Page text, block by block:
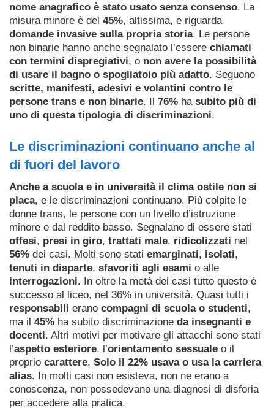
nome anagrafico è stato usato senza consenso. La
misura minore è del 45%, altissima, e riguarda
domande invasive sulla propria storia. Le persone
non binarie hanno anche segnalato l’essere chiamati
con termini dispregiativi, o non avere la possibilità
di usare il bagno o spogliatoio più adatto. Seguono
scritte, manifesti, adesivi e volantini contro le
persone trans e non binarie. Il 76% ha subito più di
uno di questa tipologia di discriminazioni.
Le discriminazioni continuano anche al
di fuori del lavoro
Anche a scuola e in università il clima ostile non si
placa, e le discriminazioni continuano. Più colpite le
donne trans, le persone con un livello d’istruzione
minore e dal reddito basso. Segnalano di essere stati
offesi, presi in giro, trattati male, ridicolizzati nel
56% dei casi. Molti sono stati emarginati, isolati,
tenuti in disparte, sfavoriti agli esami o alle
interrogazioni. In oltre la metà dei casi tutto questo è
successo al liceo, nel 36% in università. Quasi tutti i
responsabili erano compagni di scuola o studenti,
ma il 45% ha subito discriminazione da insegnanti e
docenti. Altri motivi per motivare gli attacchi sono stati
l’aspetto esteriore, l’orientamento sessuale o il
proprio carattere. Solo il 22% usava o usa la carriera
alias. In molti casi non esisteva, non ne erano a
conoscenza, non possedevano una diagnosi di disforia
per accedere alla pratica.